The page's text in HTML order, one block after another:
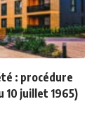
: procédure
10 juillet 1965)